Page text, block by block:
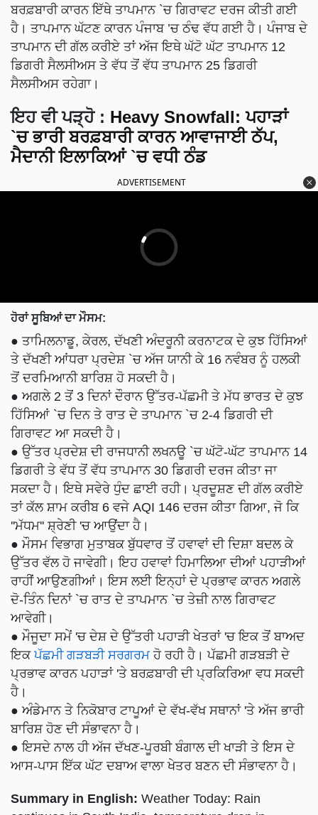
ਬਰਫ਼ਬਾਰੀ ਕਾਰਨ ਇੱਥੇ ਤਾਪਮਾਨ `ਚ ਗਿਰਾਵਟ ਦਰਜ ਕੀਤੀ ਗਈ
ਹੈ। ਤਾਪਮਾਨ ਘੱਟਣ ਕਾਰਨ ਪੰਜਾਬ ’ਚ ਠੰਢ ਵੱਧ ਗਈ ਹੈ। ਪੰਜਾਬ ਦੇ
ਤਾਪਮਾਨ ਦੀ ਗੱਲ ਕਰੀਏ ਤਾਂ ਅੱਜ ਇਥੇ ਘੱਟੋ ਘੱਟ ਤਾਪਮਾਨ 12
ਡਿਗਰੀ ਸੈਲਸੀਅਸ ਤੇ ਵੱਧ ਤੋਂ ਵੱਧ ਤਾਪਮਾਨ 25 ਡਿਗਰੀ
ਸੈਲਸੀਅਸ ਰਹੇਗਾ।
ਇਹ ਵੀ ਪੜ੍ਹੋ : Heavy Snowfall: ਪਹਾੜਾਂ
`ਚ ਭਾਰੀ ਬਰਫ਼ਬਾਰੀ ਕਾਰਨ ਆਵਾਜਾਈ ਠੱਪ,
ਮੈਦਾਨੀ ਇਲਾਕਿਆਂ `ਚ ਵਧੀ ਠੰਡ
ADVERTISEMENT
ਹੋਰਾਂ ਸੂਬਿਆਂ ਦਾ ਮੌਸਮ:
● ਤਾਮਿਲਨਾਡੂ, ਕੇਰਲ, ਦੱਖਣੀ ਅੰਦਰੂਨੀ ਕਰਨਾਟਕ ਦੇ ਕੁਝ ਹਿੱਸਿਆਂ
ਤੇ ਦੱਖਣੀ ਆਂਧਰਾ ਪ੍ਰਦੇਸ਼ `ਚ ਅੱਜ ਯਾਨੀ ਕੇ 16 ਨਵੰਬਰ ਨੂੰ ਹਲਕੀ
ਤੋਂ ਦਰਮਿਆਨੀ ਬਾਰਿਸ਼ ਹੋ ਸਕਦੀ ਹੈ।
● ਅਗਲੇ 2 ਤੋਂ 3 ਦਿਨਾਂ ਦੌਰਾਨ ਉੱਤਰ-ਪੱਛਮੀ ਤੇ ਮੱਧ ਭਾਰਤ ਦੇ ਕੁਝ
ਹਿੱਸਿਆਂ `ਚ ਦਿਨ ਤੇ ਰਾਤ ਦੇ ਤਾਪਮਾਨ `ਚ 2-4 ਡਿਗਰੀ ਦੀ
ਗਿਰਾਵਟ ਆ ਸਕਦੀ ਹੈ।
● ਉੱਤਰ ਪ੍ਰਦੇਸ਼ ਦੀ ਰਾਜਧਾਨੀ ਲਖਨਊ `ਚ ਘੱਟੋ-ਘੱਟ ਤਾਪਮਾਨ 14
ਡਿਗਰੀ ਤੇ ਵੱਧ ਤੋਂ ਵੱਧ ਤਾਪਮਾਨ 30 ਡਿਗਰੀ ਦਰਜ ਕੀਤਾ ਜਾ
ਸਕਦਾ ਹੈ। ਇਥੇ ਸਵੇਰੇ ਧੁੰਦ ਛਾਈ ਰਹੀ। ਪ੍ਰਦੂਸ਼ਣ ਦੀ ਗੱਲ ਕਰੀਏ
ਤਾਂ ਕੱਲ ਸ਼ਾਮ ਕਰੀਬ 6 ਵਜੇ AQI 146 ਦਰਜ ਕੀਤਾ ਗਿਆ, ਜੋ ਕਿ
''ਮੱਧਮ'' ਸ਼੍ਰੇਣੀ 'ਚ ਆਉਂਦਾ ਹੈ।
● ਮੌਸਮ ਵਿਭਾਗ ਮੁਤਾਬਕ ਬੁੱਧਵਾਰ ਤੋਂ ਹਵਾਵਾਂ ਦੀ ਦਿਸ਼ਾ ਬਦਲ ਕੇ
ਉੱਤਰ ਵੱਲ ਹੋ ਜਾਵੇਗੀ। ਇਹ ਹਵਾਵਾਂ ਹਿਮਾਲਿਆ ਦੀਆਂ ਪਹਾੜੀਆਂ
ਰਾਹੀਂ ਆਉਣਗੀਆਂ। ਇਸ ਲਈ ਇਨ੍ਹਾਂ ਦੇ ਪ੍ਰਭਾਵ ਕਾਰਨ ਅਗਲੇ
ਦੋ-ਤਿੰਨ ਦਿਨਾਂ `ਚ ਰਾਤ ਦੇ ਤਾਪਮਾਨ `ਚ ਤੇਜ਼ੀ ਨਾਲ ਗਿਰਾਵਟ
ਆਵੇਗੀ।
● ਮੌਜੂਦਾ ਸਮੇਂ 'ਚ ਦੇਸ਼ ਦੇ ਉੱਤਰੀ ਪਹਾੜੀ ਖੇਤਰਾਂ 'ਚ ਇਕ ਤੋਂ ਬਾਅਦ
ਇਕਪੱਛਮੀ ਗੜਬੜੀ ਸਰਗਰਮ ਹੋ ਰਹੀ ਹੈ। ਪੱਛਮੀ ਗੜਬੜੀ ਦੇ
ਪ੍ਰਭਾਵ ਕਾਰਨ ਪਹਾੜਾਂ 'ਤੇ ਬਰਫ਼ਬਾਰੀ ਦੀ ਪ੍ਰਕਿਰਿਆ ਵਧ ਸਕਦੀ
ਹੈ।
● ਅੰਡੇਮਾਨ ਤੇ ਨਿਕੋਬਾਰ ਟਾਪੂਆਂ ਦੇ ਵੱਖ-ਵੱਖ ਸਥਾਨਾਂ 'ਤੇ ਅੱਜ ਭਾਰੀ
ਬਾਰਿਸ਼ ਹੋਣ ਦੀ ਸੰਭਾਵਨਾ ਹੈ।
● ਇਸਦੇ ਨਾਲ ਹੀ ਅੱਜ ਦੱਖਣ-ਪੂਰਬੀ ਬੰਗਾਲ ਦੀ ਖਾੜੀ ਤੇ ਇਸ ਦੇ
ਆਸ-ਪਾਸ ਇੱਕ ਘੱਟ ਦਬਾਅ ਵਾਲਾ ਖੇਤਰ ਬਣਨ ਦੀ ਸੰਭਾਵਨਾ ਹੈ।
Summary in English: Weather Today: Rain